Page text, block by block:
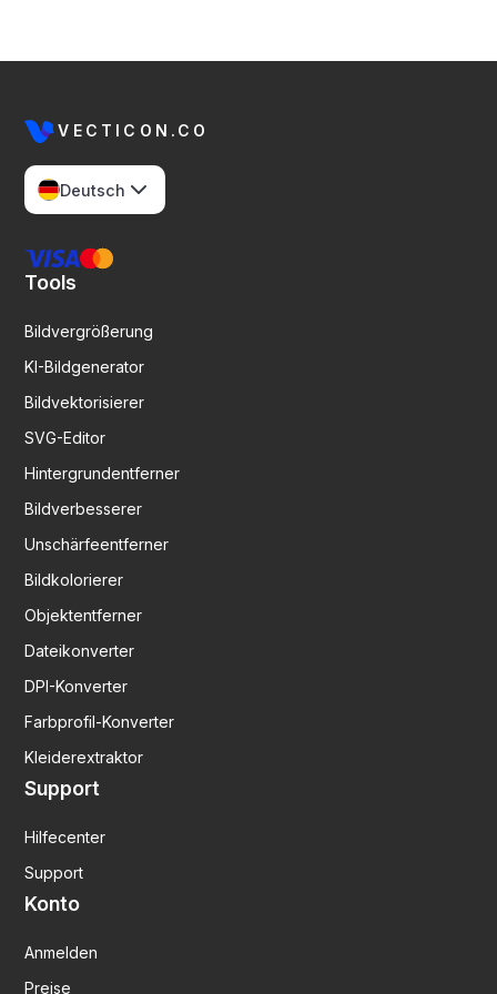
VECTICON.CO
Deutsch
Tools
Bildvergrößerung
KI-Bildgenerator
Bildvektorisierer
SVG-Editor
Hintergrundentferner
Bildverbesserer
Unschärfeentferner
Bildkolorierer
Objektentferner
Dateikonverter
DPI-Konverter
Farbprofil-Konverter
Kleiderextraktor
Support
Hilfecenter
Support
Konto
Anmelden
Preise